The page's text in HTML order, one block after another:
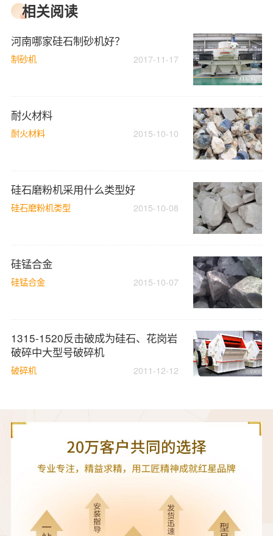
相关阅读
河南哪家硅石制砂机好？
制砂机 2017-11-17
耐火材料
耐火材料 2015-10-10
硅石磨粉机采用什么类型好
硅石磨粉机类型 2015-10-08
硅锰合金
硅锰合金 2015-10-07
1315-1520反击破成为硅石、花岗岩
破碎中大型号破碎机
破碎机 2011-12-12